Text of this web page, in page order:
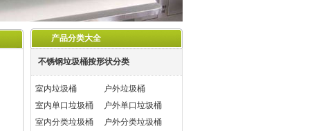
产品分类大全
不锈钢垃圾桶按形状分类
室内垃圾桶
户外垃圾桶
室内单口垃圾桶
户外单口垃圾桶
室内分类垃圾桶
户外分类垃圾桶